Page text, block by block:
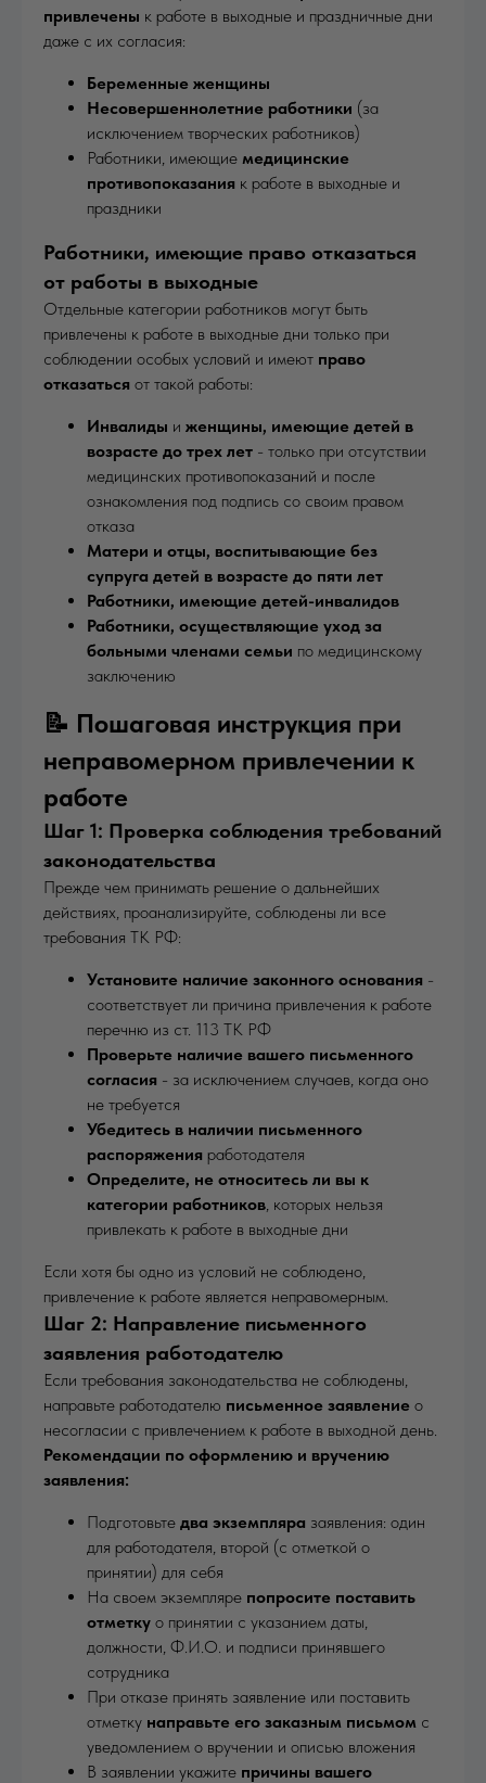
привлечены к работе в выходные и праздничные дни
даже с их согласия:
Беременные женщины
Несовершеннолетние работники (за
исключением творческих работников)
Работники, имеющие медицинские
противопоказания к работе в выходные и
праздники
Работники, имеющие право отказаться
от работы в выходные
Отдельные категории работников могут быть
привлечены к работе в выходные дни только при
соблюдении особых условий и имеют право
отказаться от такой работы:
Инвалиды и женщины, имеющие детей в
возрасте до трех лет - только при отсутствии
медицинских противопоказаний и после
ознакомления под подпись со своим правом
отказа
Матери и отцы, воспитывающие без
супруга детей в возрасте до пяти лет
Работники, имеющие детей-инвалидов
Работники, осуществляющие уход за
больными членами семьи по медицинскому
заключению
📝 Пошаговая инструкция при
неправомерном привлечении к
работе
Шаг 1: Проверка соблюдения требований
законодательства
Прежде чем принимать решение о дальнейших
действиях, проанализируйте, соблюдены ли все
требования ТК РФ:
Установите наличие законного основания -
соответствует ли причина привлечения к работе
перечню из ст. 113 ТК РФ
Проверьте наличие вашего письменного
согласия - за исключением случаев, когда оно
не требуется
Убедитесь в наличии письменного
распоряжения работодателя
Определите, не относитесь ли вы к
категории работников, которых нельзя
привлекать к работе в выходные дни
Если хотя бы одно из условий не соблюдено,
привлечение к работе является неправомерным.
Шаг 2: Направление письменного
заявления работодателю
Если требования законодательства не соблюдены,
направьте работодателю письменное заявление о
несогласии с привлечением к работе в выходной день.
Рекомендации по оформлению и вручению
заявления:
Подготовьте два экземпляра заявления: один
для работодателя, второй (с отметкой о
принятии) для себя
На своем экземпляре попросите поставить
отметку о принятии с указанием даты,
должности, Ф.И.О. и подписи принявшего
сотрудника
При отказе принять заявление или поставить
отметку направьте его заказным письмом с
уведомлением о вручении и описью вложения
В заявлении укажите причины вашего